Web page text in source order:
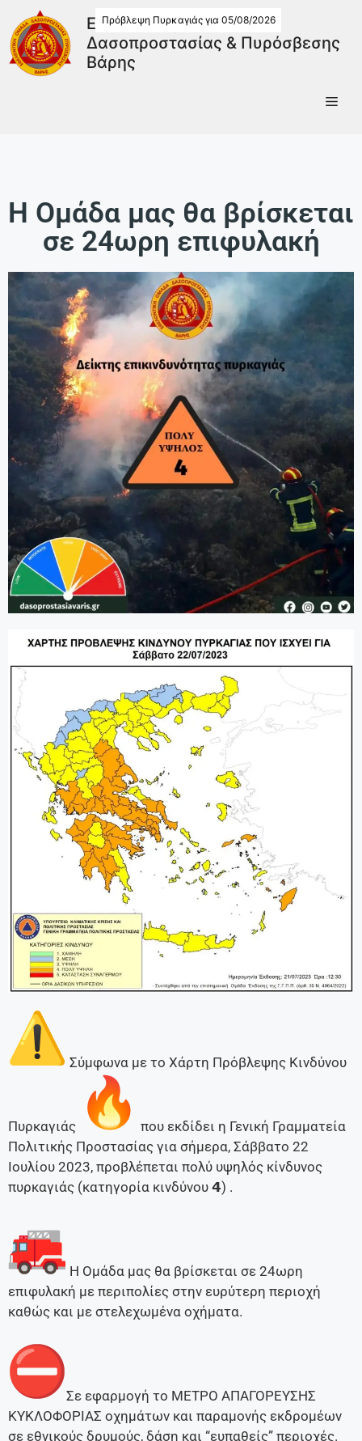
Εθελοντική Ομάδα
Δασοπροστασίας & Πυρόσβεσης
Βάρης
Πρόβλεψη Πυρκαγιάς για 05/08/2026
Η Ομάδα μας θα βρίσκεται
σε 24ωρη επιφυλακή
Σύμφωνα με το Χάρτη Πρόβλεψης Κινδύνου
Πυρκαγιάς
που εκδίδει η Γενική Γραμματεία
Πολιτικής Προστασίας για σήμερα, Σάββατο 22
Ιουλίου 2023, προβλέπεται πολύ υψηλός κίνδυνος
πυρκαγιάς (κατηγορία κινδύνου 𝟰) .
Η Ομάδα μας θα βρίσκεται σε 24ωρη
επιφυλακή με περιπολίες στην ευρύτερη περιοχή
καθώς και με στελεχωμένα οχήματα.
Σε εφαρμογή το ΜΕΤΡΟ ΑΠΑΓΟΡΕΥΣΗΣ
ΚΥΚΛΟΦΟΡΙΑΣ οχημάτων και παραμονής εκδρομέων
σε εθνικούς δρυμούς, δάση και “ευπαθείς” περιοχές.